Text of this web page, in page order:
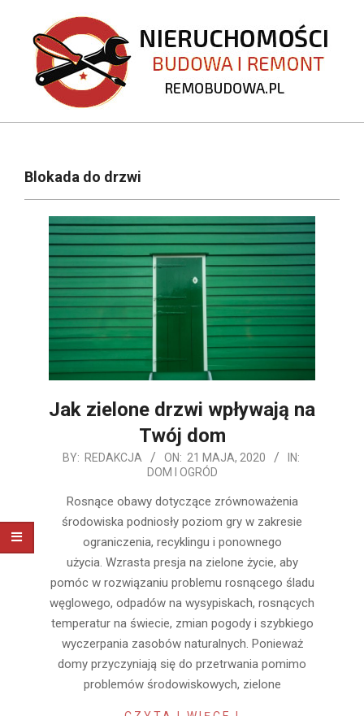
content
REMOBUDOWA.PL
NavigationBlokada do drzwi
Jak zielone drzwi wpływają na
Twój dom
2020-
BY: REDAKCJA ON: 21 MAJA, 2020
IN:
DOM I OGRÓD
Rosnące obawy dotyczące zrównoważenia
środowiska podniosły poziom gry w zakresie
ograniczenia, recyklingu i ponownego
użycia. Wzrasta presja na zielone życie, aby
pomóc w rozwiązaniu problemu rosnącego śladu
węglowego, odpadów na wysypiskach, rosnących
temperatur na świecie, zmian pogody i szybkiego
wyczerpania zasobów naturalnych. Ponieważ
domy przyczyniają się do przetrwania pomimo
problemów środowiskowych, zielone